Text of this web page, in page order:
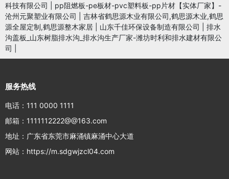
科技有限公司
pp阻燃板-pe板材-pvc塑料板-pp片材【实体厂家】-
沧州元聚塑业有限公司
吉林省鹤思源木业有限公司,鹤思源木业,鹤思
源全屋定制,鹤思源整木家居
山东千佳环保设备制造有限公司
排水
沟盖板_山东树脂排水沟_排水沟生产厂家-潍坊时利和排水建材有限公
司
服务热线
电话：111 0000 1111
邮箱：1111112222@@163.com
地址：广东省东莞市麻涌镇麻涌中心大道
网站：https://m.sdgwjzcl04.com